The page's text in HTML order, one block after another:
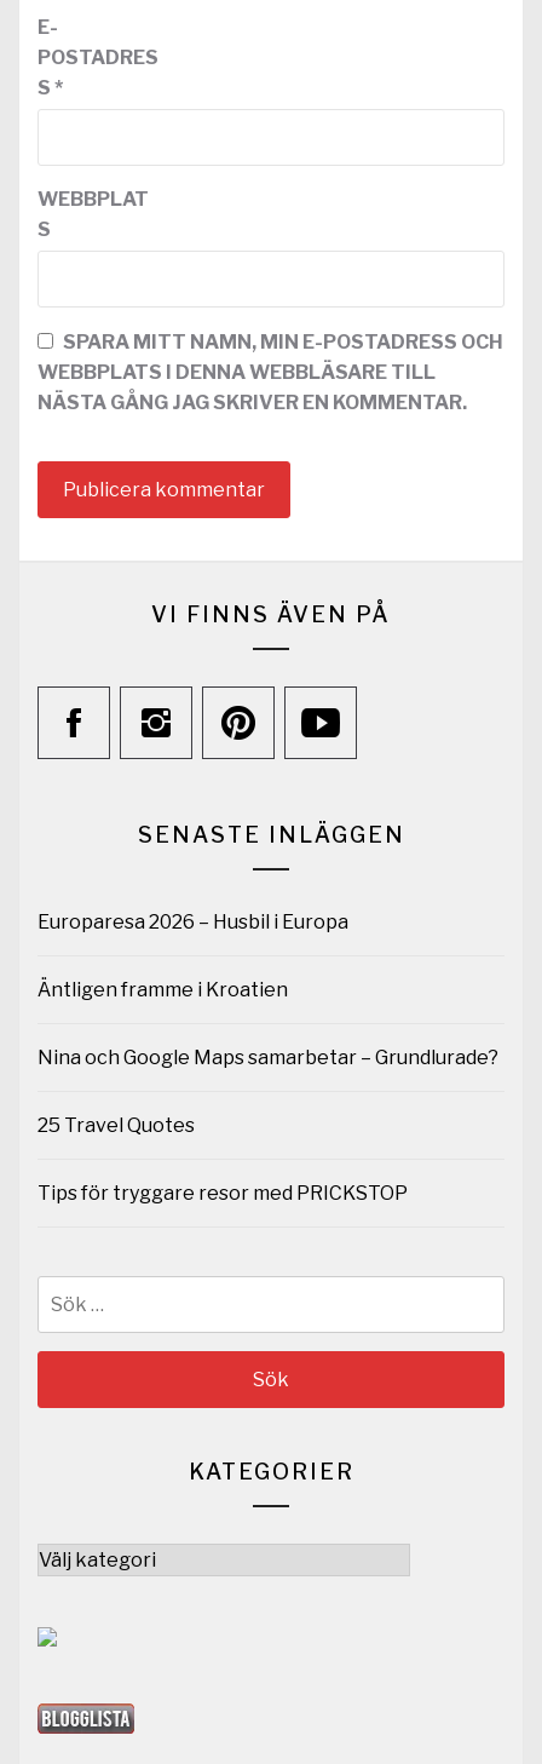
E-
POSTADRES
S *
WEBBPLAT
S
SPARA MITT NAMN, MIN E-POSTADRESS OCH
WEBBPLATS I DENNA WEBBLÄSARE TILL
NÄSTA GÅNG JAG SKRIVER EN KOMMENTAR.
VI FINNS ÄVEN PÅ
SENASTE INLÄGGEN
Europaresa 2026 – Husbil i Europa
Äntligen framme i Kroatien
Nina och Google Maps samarbetar – Grundlurade?
25 Travel Quotes
Tips för tryggare resor med PRICKSTOP
KATEGORIER
Kategorier